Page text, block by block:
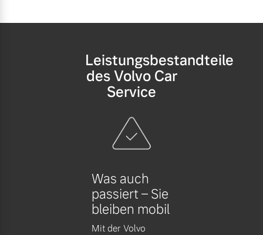
Leistungsbestandteile
des Volvo Car
Service
Was auch
passiert – Sie
bleiben mobil
Mit der Volvo